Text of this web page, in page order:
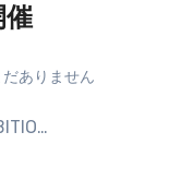
催
ありません